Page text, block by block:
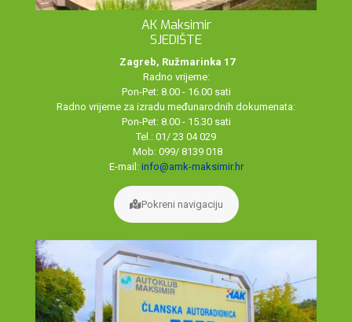
AK Maksimir
SJEDIŠTE
Zagreb, Ružmarinka 17
Radno vrijeme:
Pon-Pet: 8.00 - 16.00 sati
Radno vrijeme za izradu međunarodnih dokumenata:
Pon-Pet: 8.00 - 15.30 sati
Tel.: 01/ 23 04 029
Mob: 099/ 8139 018
E-mail: info@amk-maksimir.hr
Pokreni navigaciju